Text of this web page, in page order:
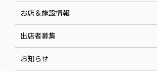
お店＆施設情報
出店者募集
お知らせ